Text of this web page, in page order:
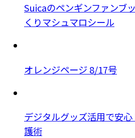
Suicaのペンギンファンブ
くりマシュマロシール
オレンジページ 8/17号
デジタルグッズ活用で安
護術